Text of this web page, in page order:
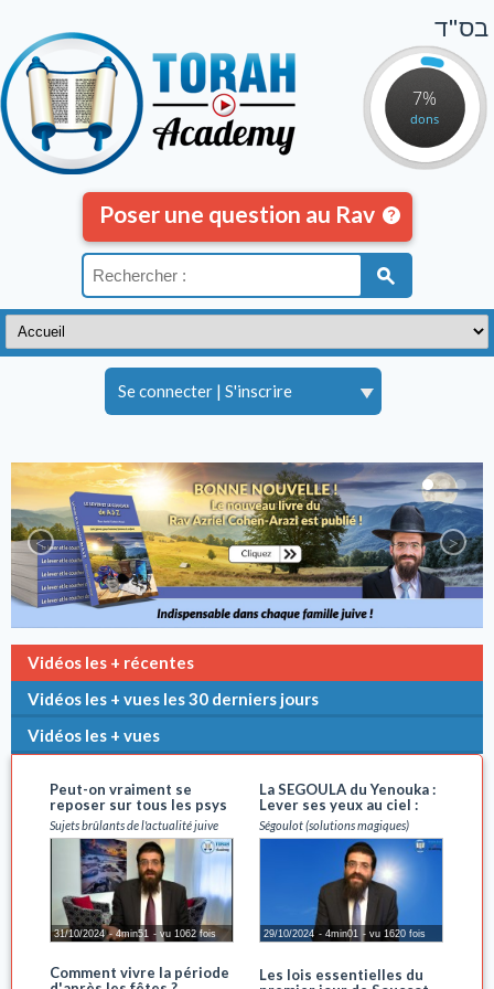
7%
dons
Se connecter | S'inscrire
בס"ד
Poser une question au Rav
< >
Vidéos les + récentes
Vidéos les + vues les 30 derniers jours
Vidéos les + vues
Peut-on vraiment se
reposer sur tous les psys
? Un avis de Torah !
Sujets brûlants de l'actualité juive
31/10/2024 4min51 vu 1062 fois
La SEGOULA du Yenouka :
Lever ses yeux au ciel :
MAIS POURQUOI ?
Ségoulot (solutions magiques)
29/10/2024 4min01 vu 1620 fois
Comment vivre la période
Les lois essentielles du